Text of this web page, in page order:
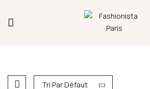
Tri Par Défaut
Fermeture annuelle du 17 juillet
L'ajout au panier est
commande ni remise en main